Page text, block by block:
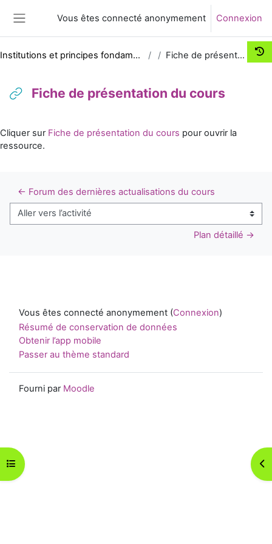
Vous êtes connecté anonymement Connexion
Ouvrir l’index du cours
Institutions et principes fondamentaux du procès civil Fiche de présentation du cours
Fiche de présentation du cours
Cliquer sur Fiche de présentation du cours pour ouvrir la
ressource.
← Forum des dernières actualisations du cours
Aller vers l’activité
Plan détaillé →
Vous êtes connecté anonymement (Connexion)
Résumé de conservation de données
Obtenir l’app mobile
Passer au thème standard
Fourni par Moodle